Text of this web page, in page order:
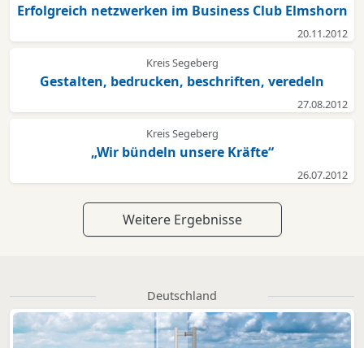
Erfolgreich netzwerken im Business Club Elmshorn
20.11.2012
Kreis Segeberg
Gestalten, bedrucken, beschriften, veredeln
27.08.2012
Kreis Segeberg
„Wir bündeln unsere Kräfte“
26.07.2012
Weitere Ergebnisse
Deutschland